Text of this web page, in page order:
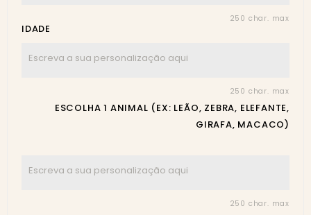
250 char. max
IDADE
250 char. max
ESCOLHA 1 ANIMAL (EX: LEÃO, ZEBRA, ELEFANTE,
GIRAFA, MACACO)
250 char. max